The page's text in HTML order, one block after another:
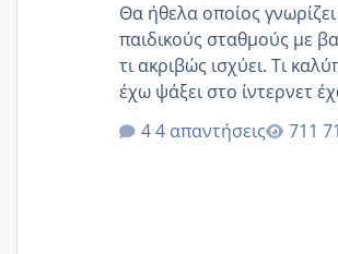
Θα ήθελα οποίος
παιδικούς σταθμούς με
τι ακριβώς ισχύει. Τι
έχω ψάξει στο ίντερνετ
ότι το βαουτσερ καλύπτει
δίδακτρα και τα τροφεια
4 απαντήσεις